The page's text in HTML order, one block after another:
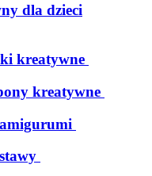
dla dzieci
kreatywne
kreatywne